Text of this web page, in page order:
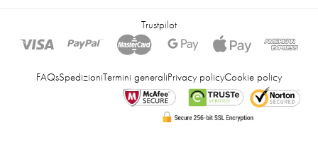
Trustpilot
FAQsSpedizioniTermini generaliPrivacy policyCookie policy